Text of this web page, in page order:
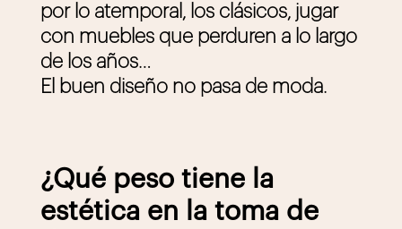
por lo atemporal, los clásicos, jugar
con muebles que perduren a lo largo
de los años…
El buen diseño no pasa de moda.
¿Qué peso tiene la
estética en la toma de